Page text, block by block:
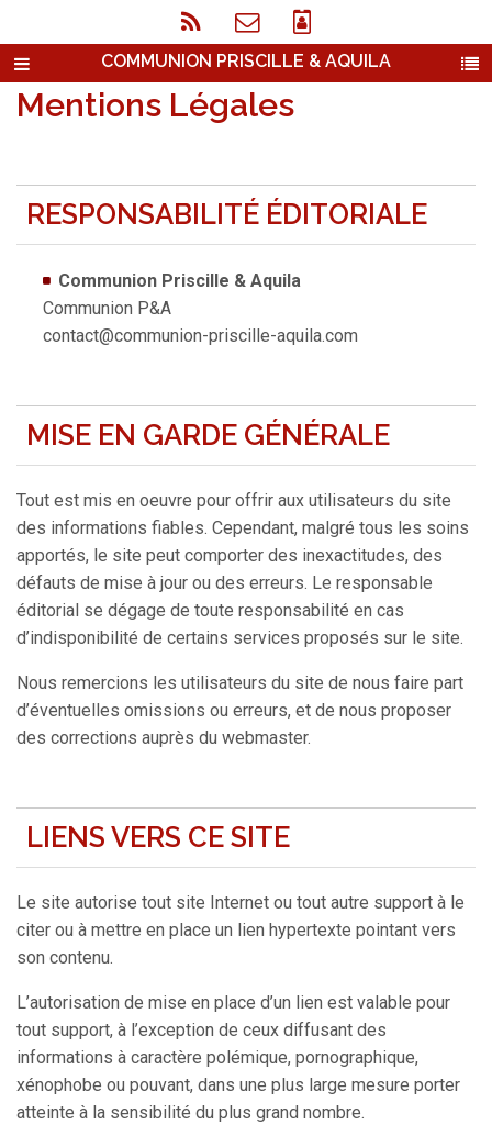
COMMUNION PRISCILLE & AQUILA
Mentions Légales
RESPONSABILITÉ ÉDITORIALE
Communion Priscille & Aquila
Communion P&A
contact@communion-priscille-aquila.com
MISE EN GARDE GÉNÉRALE
Tout est mis en oeuvre pour offrir aux utilisateurs du site
des informations fiables. Cependant, malgré tous les soins
apportés, le site peut comporter des inexactitudes, des
défauts de mise à jour ou des erreurs. Le responsable
éditorial se dégage de toute responsabilité en cas
d’indisponibilité de certains services proposés sur le site.
Nous remercions les utilisateurs du site de nous faire part
d’éventuelles omissions ou erreurs, et de nous proposer
des corrections auprès du webmaster.
LIENS VERS CE SITE
Le site autorise tout site Internet ou tout autre support à le
citer ou à mettre en place un lien hypertexte pointant vers
son contenu.
L’autorisation de mise en place d’un lien est valable pour
tout support, à l’exception de ceux diffusant des
informations à caractère polémique, pornographique,
xénophobe ou pouvant, dans une plus large mesure porter
atteinte à la sensibilité du plus grand nombre.